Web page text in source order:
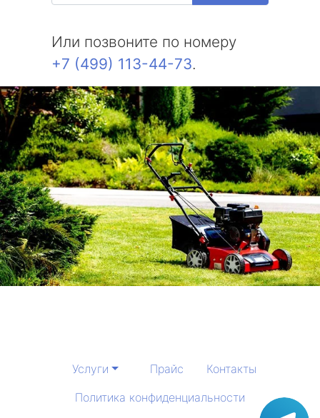
Или позвоните по номеру
+7 (499) 113-44-73.
Услуги Прайс
Контакты
Политика конфиденциальности